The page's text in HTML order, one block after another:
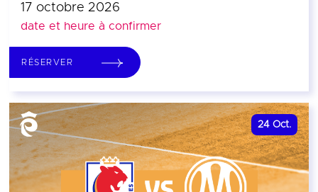
17 octobre 2026
date et heure à confirmer
RÉSERVER
24 Oct.